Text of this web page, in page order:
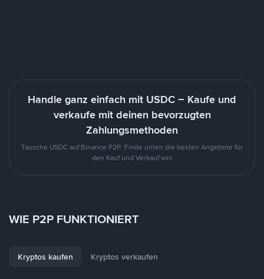
Handle ganz einfach mit USDC – Kaufe und
verkaufe mit deinen bevorzugten
Zahlungsmethoden
Tausche USDC auf Binance P2P. Finde unten die besten Angebote für
den Kauf und Verkauf von
WIE P2P FUNKTIONIERT
Kryptos kaufen Kryptos verkaufen